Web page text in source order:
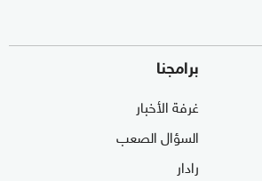
برامجنا
غرفة الأخبار
السؤال الصعب
رادار